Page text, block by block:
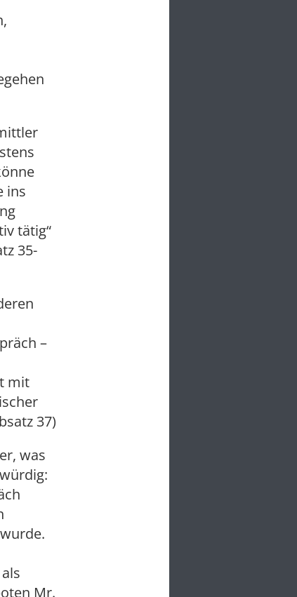
ins
tätig“
35-
–
mit
37)
was
Mr.